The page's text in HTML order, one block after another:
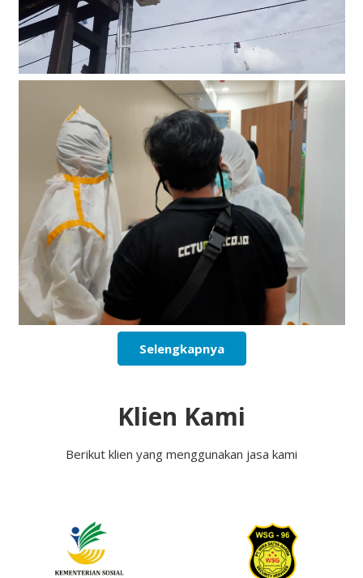
Selengkapnya
Klien Kami
Berikut klien yang menggunakan jasa kami